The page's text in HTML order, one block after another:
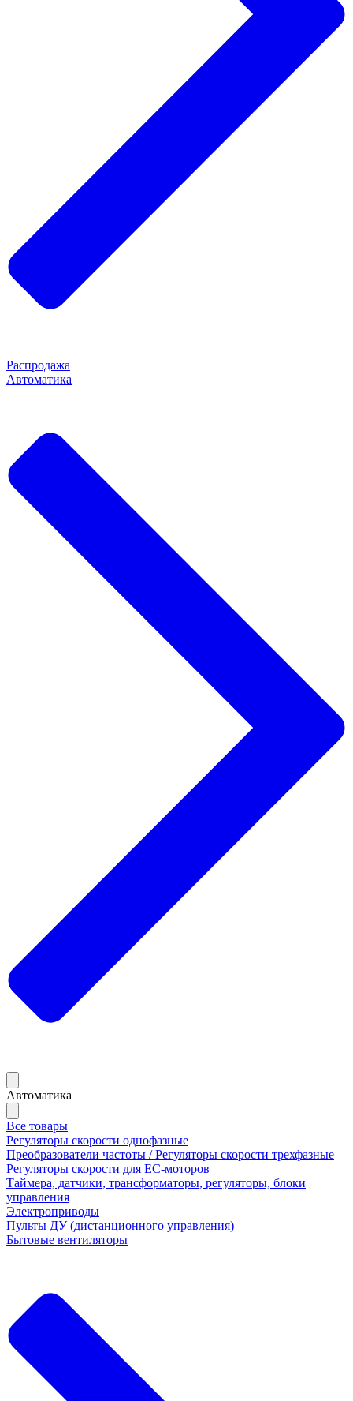
Распродажа
Автоматика
Автоматика
Все товары
Регуляторы скорости однофазные
Преобразователи частоты / Регуляторы скорости трехфазные
Регуляторы скорости для ЕС-моторов
Таймера, датчики, трансформаторы, регуляторы, блоки
управления
Электроприводы
Пульты ДУ (дистанционного управления)
Бытовые вентиляторы